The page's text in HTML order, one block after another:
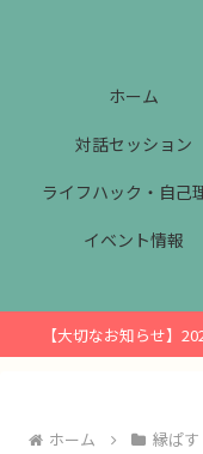
ホーム
対話セッション
ライフハック・自己
イベント情報
【大切なお知らせ】
ホーム 縁ぱ